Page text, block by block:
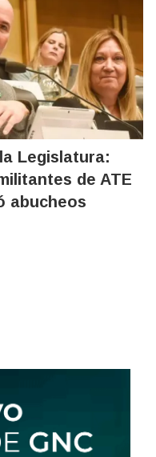
Legislatura:
de ATE
abucheos